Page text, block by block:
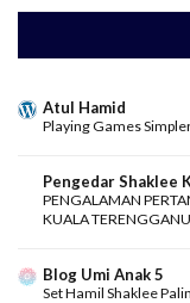
Atul Hamid
Playing Games
Pengedar Shaklee
PENGALAMAN
KUALA TERENGGANU
Blog Umi Anak 5
Set Hamil Shaklee